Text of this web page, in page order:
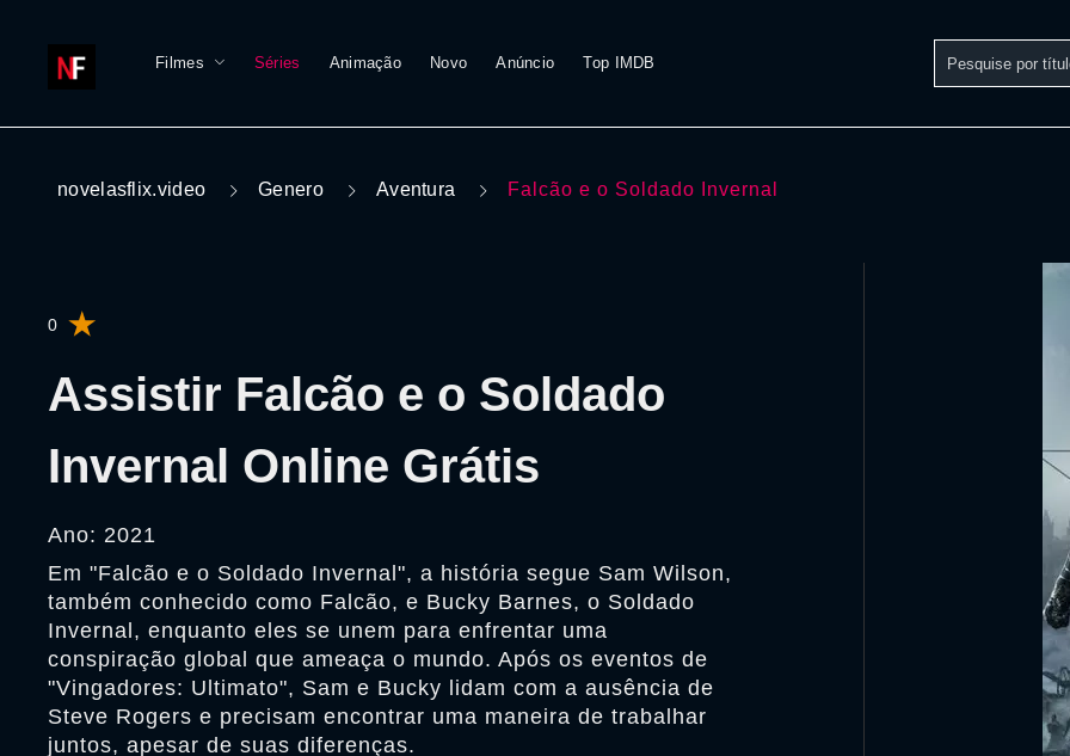
Filmes Séries Animação Novo Anúncio Top IMDB
novelasflix.video Genero Aventura Falcão e o Soldado Invernal
0
Assistir Falcão e o Soldado
Invernal Online Grátis
Ano: 2021
Em "Falcão e o Soldado Invernal", a história segue Sam Wilson,
também conhecido como Falcão, e Bucky Barnes, o Soldado
Invernal, enquanto eles se unem para enfrentar uma
conspiração global que ameaça o mundo. Após os eventos de
"Vingadores: Ultimato", Sam e Bucky lidam com a ausência de
Steve Rogers e precisam encontrar uma maneira de trabalhar
juntos, apesar de suas diferenças.